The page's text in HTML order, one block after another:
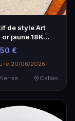
de style Art
or jaune 18K
de …
€
le 20/06/2026
Bijoux & Pierres Précieuses
Calais